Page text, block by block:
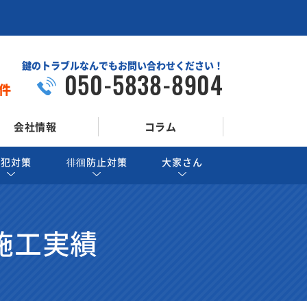
鍵のトラブルなんでもお問い合わせください！
050-5838-8904
会社情報 コラム
対策 徘徊防止対策 大家さん
工実績